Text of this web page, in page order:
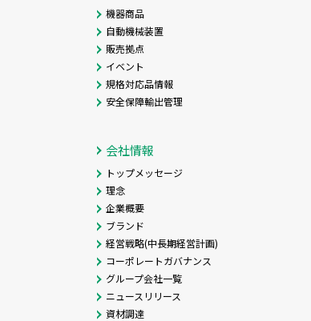
機器商品
自動機械装置
販売拠点
イベント
規格対応品情報
安全保障輸出管理
会社情報
トップメッセージ
理念
企業概要
ブランド
経営戦略(中長期経営計画)
コーポレートガバナンス
グループ会社一覧
ニュースリリース
資材調達